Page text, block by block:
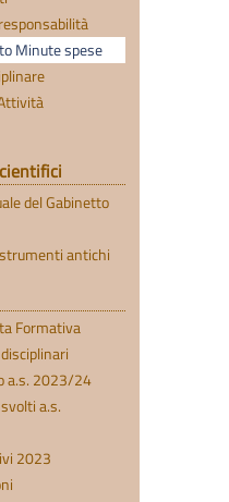
Minute spese
del Gabinetto
antichi
Formativa
a.s. 2023/24
a.s.
2023